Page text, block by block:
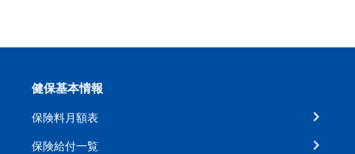
健保基本情報
保険料月額表
保険給付一覧